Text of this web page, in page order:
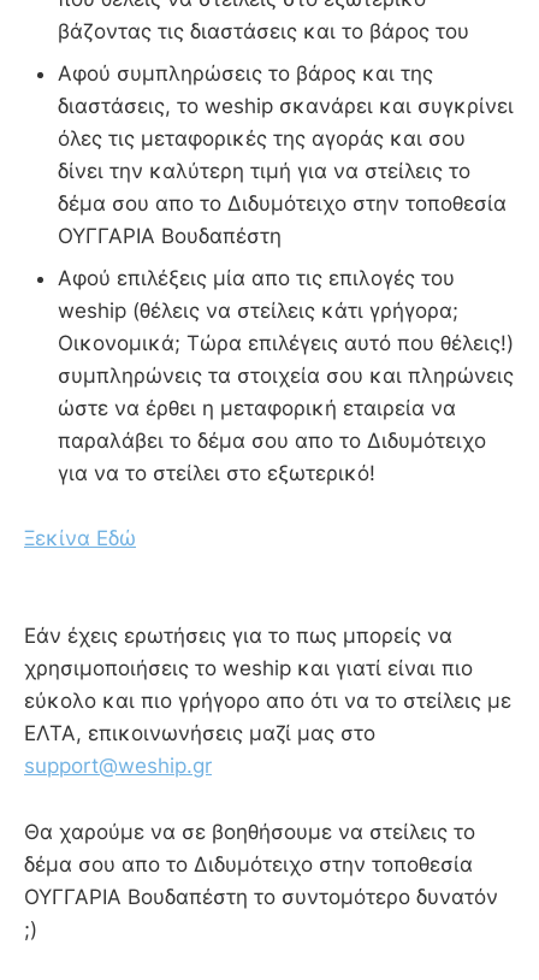
βάζοντας τις διαστάσεις και το βάρος του
Αφού συμπληρώσεις το βάρος και της
διαστάσεις, το weship σκανάρει και συγκρίνει
όλες τις μεταφορικές της αγοράς και σου
δίνει την καλύτερη τιμή για να στείλεις το
δέμα σου απο το Διδυμότειχο στην τοποθεσία
ΟΥΓΓΑΡΙΑ Βουδαπέστη
Αφού επιλέξεις μία απο τις επιλογές του
weship (θέλεις να στείλεις κάτι γρήγορα;
Οικονομικά; Τώρα επιλέγεις αυτό που θέλεις!)
συμπληρώνεις τα στοιχεία σου και πληρώνεις
ώστε να έρθει η μεταφορική εταιρεία να
παραλάβει το δέμα σου απο το Διδυμότειχο
για να το στείλει στο εξωτερικό!
Ξεκίνα Εδώ
Εάν έχεις ερωτήσεις για το πως μπορείς να
χρησιμοποιήσεις το weship και γιατί είναι πιο
εύκολο και πιο γρήγορο απο ότι να το στείλεις με
ΕΛΤΑ, επικοινωνήσεις μαζί μας στο
support@weship.gr
Θα χαρούμε να σε βοηθήσουμε να στείλεις το
δέμα σου απο το Διδυμότειχο στην τοποθεσία
ΟΥΓΓΑΡΙΑ Βουδαπέστη το συντομότερο δυνατόν
;)